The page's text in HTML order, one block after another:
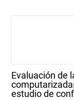
Evaluación de
estudio de